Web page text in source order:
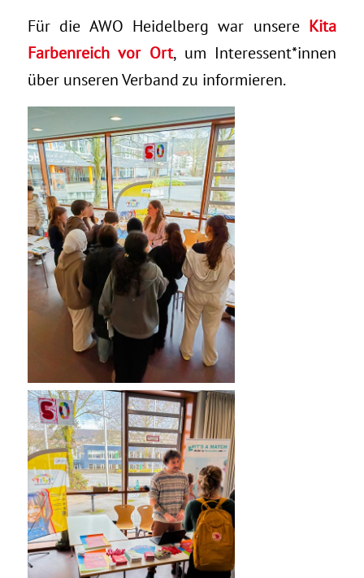
Für die AWO Heidelberg war unsere Kita
Farbenreich vor Ort, um Interessent*innen
über unseren Verband zu informieren.